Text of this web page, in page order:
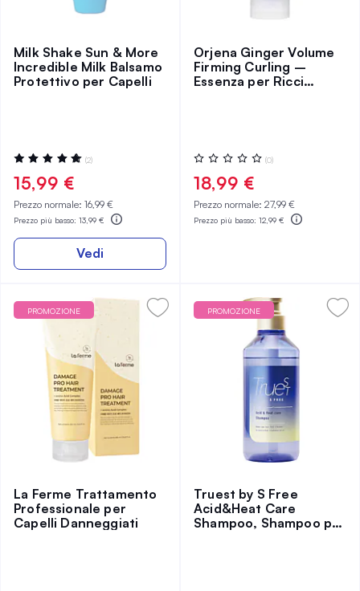
Milk Shake Sun & More
Incredible Milk Balsamo
Protettivo per Capelli
Valutazione:
100%
(2)
15,99 €
Prezzo normale: 16,99 €
Prezzo più basso: 13,99 €
Vedi
Orjena Ginger Volume
Firming Curling –
Essenza per Ricci
Valutazione:
0%
(0)
18,99 €
Prezzo normale: 27,99 €
Prezzo più basso: 12,99 €
PROMOZIONE
La Ferme Trattamento
Professionale per
Capelli Danneggiati
PROMOZIONE
Truest by S Free
Acid&Heat Care
Shampoo, Shampoo per